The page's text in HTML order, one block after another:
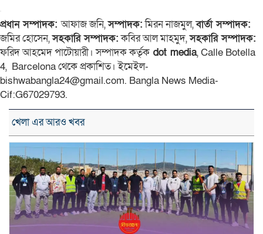
প্রধান সম্পাদক:আফাজ জনি,সম্পাদক:মিরন নাজমুল,বার্তা সম্পাদক:
জমির হোসেন,সহকারি সম্পাদক:কবির আল মাহমুদ,সহকারি সম্পাদক:
ফরিদ আহমেদ পাটোয়ারী। সম্পাদক কর্তৃক dot media, Calle Botella
4, Barcelona থেকে প্রকাশিত। ইমেইল-
bishwabangla24@gmail.com. Bangla News Media-
Cif:G67029793.
খেলা এর আরও খবর